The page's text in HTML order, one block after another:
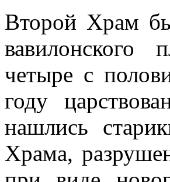
Второй Храм
вавилонского
четыре с
году
нашлись
Храма,